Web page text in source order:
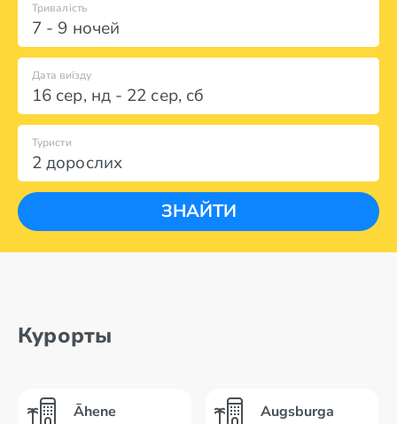
7 - 9 ночей
Тривалість
Дата виїзду
16 сер, нд- 22 сер, сб
2 дорослих
Туристи
ЗНАЙТИ
Курорты
Āhene Augsburga